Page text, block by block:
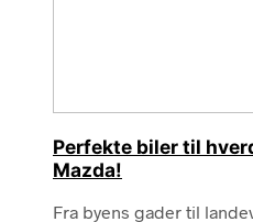
Perfekte biler til
Mazda!
Fra byens gader til